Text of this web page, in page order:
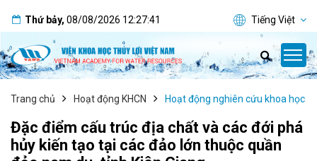
Thứ bảy, 08/08/2026 12:27:41 Tiếng Việt
Trang chủ Hoạt động KHCN Hoạt động nghiên cứu khoa học
Đặc điểm cấu trúc địa chất và các đới phá
hủy kiến tạo tại các đảo lớn thuộc quần